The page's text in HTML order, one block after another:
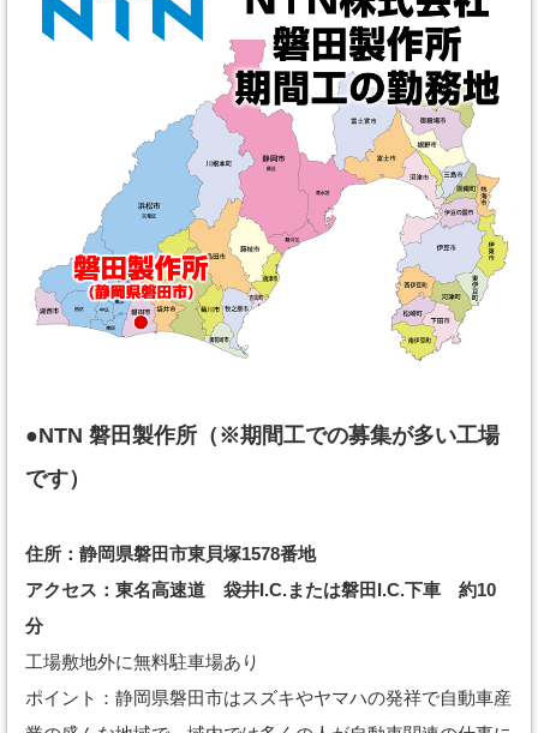
●NTN 磐田製作所（※期間工での募集が多い工場
です）
住所：静岡県磐田市東貝塚1578番地
アクセス：東名高速道 袋井I.C.または磐田I.C.下車 約10
分
工場敷地外に無料駐車場あり
ポイント：静岡県磐田市はスズキやヤマハの発祥で自動車産